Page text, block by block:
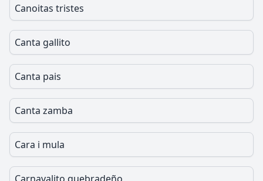
Canoitas tristes
Canta gallito
Canta pais
Canta zamba
Cara i mula